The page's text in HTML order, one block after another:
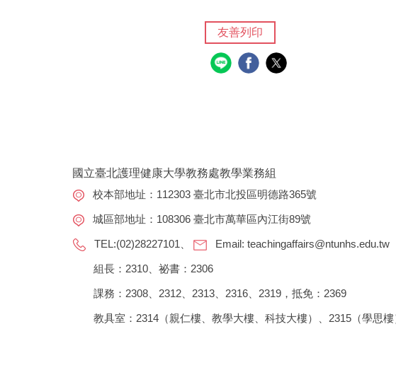
友善列印
國立臺北護理健康大學教務處教學業務組
校本部地址：112303 臺北市北投區明德路365號
城區部地址：108306 臺北市萬華區內江街89號
TEL:(02)28227101、 Email: teachingaffairs@ntunhs.edu.tw
組長：2310、祕書：2306
課務：2308、2312、2313、2316、2319，抵免：2369
教具室：2314（親仁樓、教學大樓、科技大樓）、2315（學思樓